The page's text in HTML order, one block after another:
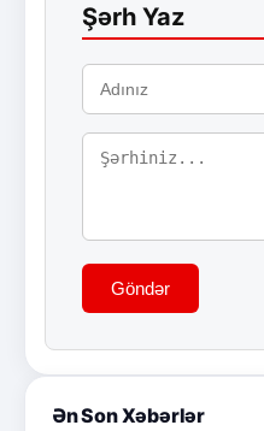
Şərh Yaz
Göndər
Ən Son Xəbərlər